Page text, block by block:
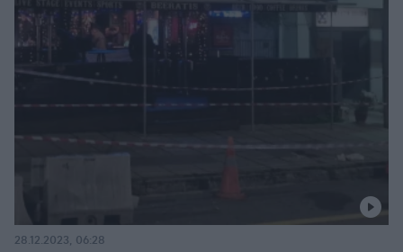
28.12.2023, 06:28